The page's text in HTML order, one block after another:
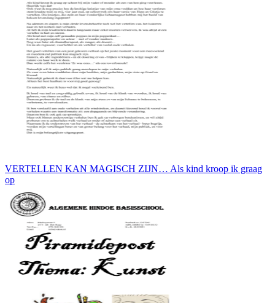
VERTELLEN KAN MAGISCH ZIJN… Als kind kroop ik graag
op